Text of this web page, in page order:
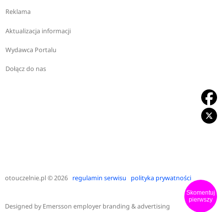
Skomentuj
pierwszy
Reklama
Aktualizacja informacji
Wydawca Portalu
Dołącz do nas
otouczelnie.pl© 2026 regulamin serwisu polityka prywatności
Designed byEmersson employer branding & advertising